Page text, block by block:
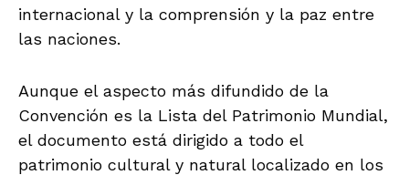
internacional y la comprensión y la paz entre
las naciones.
Aunque el aspecto más difundido de la
Convención es la Lista del Patrimonio Mundial,
el documento está dirigido a todo el
patrimonio cultural y natural localizado en los